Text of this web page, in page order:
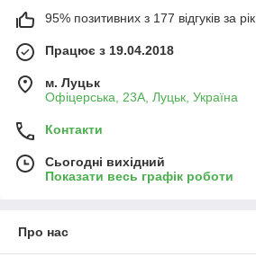
95% позитивних з 177 відгуків за рік
Працює з 19.04.2018
м. Луцьк
Офіцерська, 23А, Луцьк, Україна
Контакти
Сьогодні вихідний
Показати весь графік роботи
Про нас